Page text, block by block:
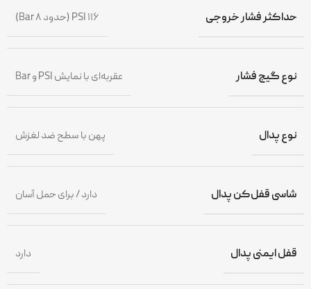
حداکثر فشار خروجی ۱۱۶ PSI (حدود ۸ Bar)
نوع گیج فشار عقربه‌ای با نمایش PSI و Bar
نوع پدال پهن با سطح ضد لغزش
شاسی قفل‌کن پدال دارد / برای حمل آسان
قفل ایمنی پدال دارد